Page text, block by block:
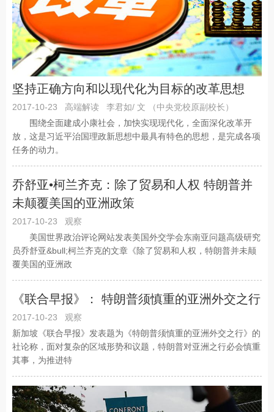
坚持正确方向和以现代化为目标的改革思想
2017-10-23 高端解读
李君如/ 文 （中央党校原副校长）
围绕全面建成小康社会，加快实现现代化，全面深化改革开
放，这是习近平治国理政新思想中最具有特色的思想，是完成各项
任务的动力。
乔舒亚•柯兰齐克：除了贸易和人权 特朗普并
未颠覆美国的亚洲政策
2017-10-23
观察
美国世界政治评论网站发表美国外交学会东南亚问题高级研究
员乔舒亚&bull;柯兰齐克的文章《除了贸易和人权，特朗普并未颠
覆美国的亚洲政
《联合早报》： 特朗普须慎重的亚洲外交之行
2017-10-23
观察
新加坡《联合早报》发表题为《特朗普须慎重的亚洲外交之行》的
社论称，面对复杂的区域形势和议题，特朗普对亚洲之行必会慎重
其事，为推进特